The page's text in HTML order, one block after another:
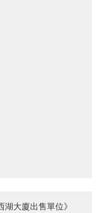
大廈出售單位》